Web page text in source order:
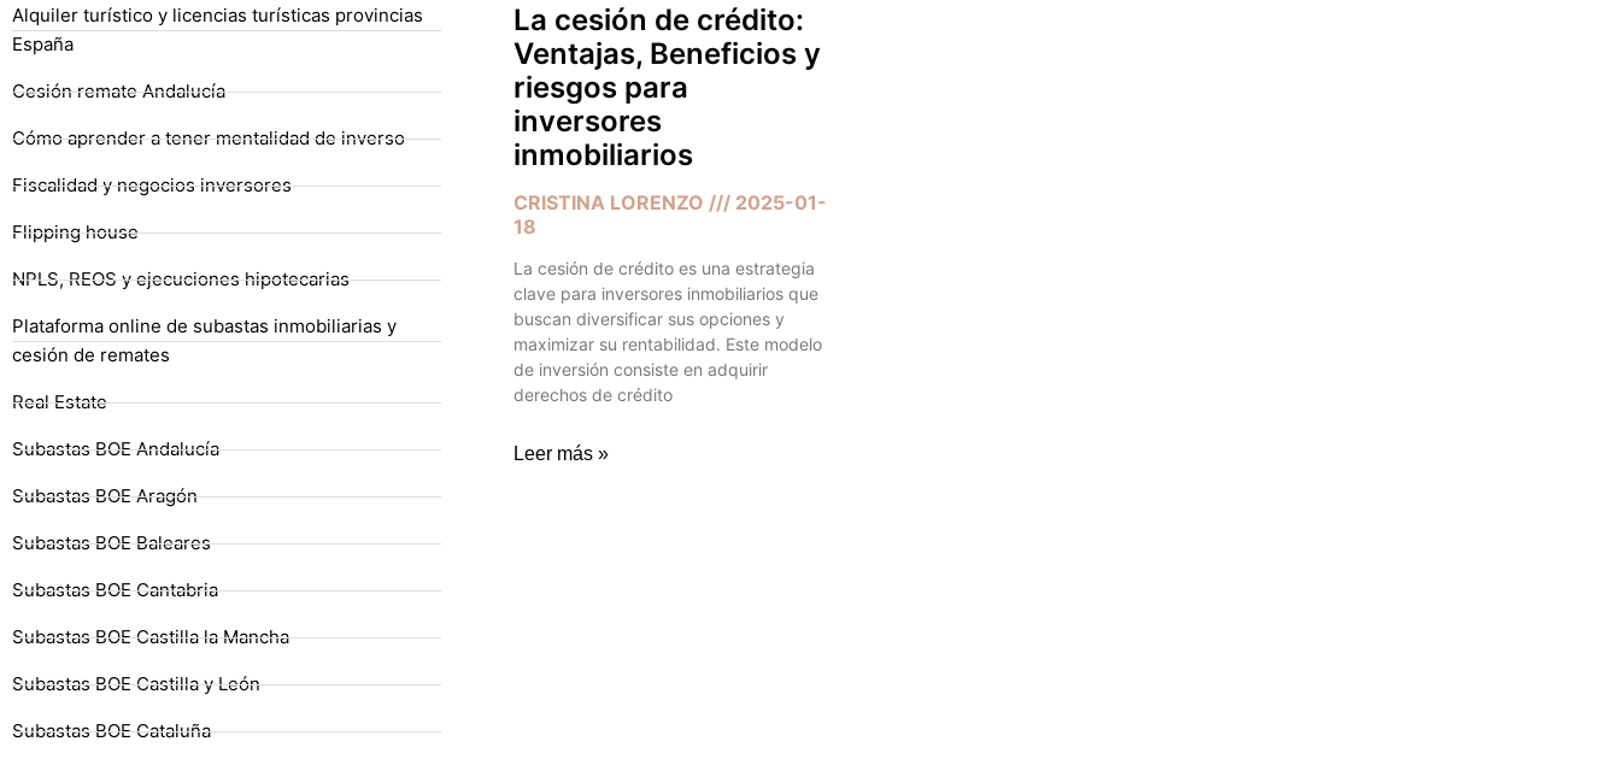
Alquiler turístico y licencias turísticas provincias
España
Cesión remate Andalucía
Cómo aprender a tener mentalidad de inverso
Fiscalidad y negocios inversores
Flipping house
NPLS, REOS y ejecuciones hipotecarias
Plataforma online de subastas inmobiliarias y
cesión de remates
Real Estate
Subastas BOE Andalucía
Subastas BOE Aragón
Subastas BOE Baleares
Subastas BOE Cantabria
Subastas BOE Castilla la Mancha
Subastas BOE Castilla y León
Subastas BOE Cataluña
La cesión de crédito:
Ventajas, Beneficios y
riesgos para
inversores
inmobiliarios
CRISTINA LORENZO
2025-01-
18
La cesión de crédito es una estrategia
clave para inversores inmobiliarios que
buscan diversificar sus opciones y
maximizar su rentabilidad. Este modelo
de inversión consiste en adquirir
derechos de crédito
Leer más »